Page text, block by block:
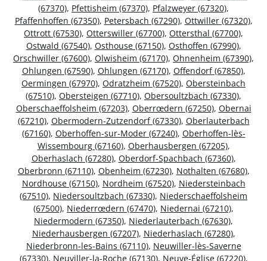
(67370), Pfettisheim (67370), Pfalzweyer (67320),
Pfaffenhoffen (67350), Petersbach (67290), Ottwiller (67320),
Ottrott (67530), Otterswiller (67700), Ottersthal (67700),
Ostwald (67540), Osthouse (67150), Osthoffen (67990),
Orschwiller (67600), Olwisheim (67170), Ohnenheim (67390),
Ohlungen (67590), Ohlungen (67170), Offendorf (67850),
Oermingen (67970), Odratzheim (67520), Obersteinbach
(67510), Obersteigen (67710), Obersoultzbach (67330),
Oberschaeffolsheim (67203), Oberrœdern (67250), Obernai
(67210), Obermodern-Zutzendorf (67330), Oberlauterbach
(67160), Oberhoffen-sur-Moder (67240), Oberhoffen-lès-
Wissembourg (67160), Oberhausbergen (67205),
Oberhaslach (67280), Oberdorf-Spachbach (67360),
Oberbronn (67110), Obenheim (67230), Nothalten (67680),
Nordhouse (67150), Nordheim (67520), Niedersteinbach
(67510), Niedersoultzbach (67330), Niederschaeffolsheim
(67500), Niederrœdern (67470), Niedernai (67210),
Niedermodern (67350), Niederlauterbach (67630),
Niederhausbergen (67207), Niederhaslach (67280),
Niederbronn-les-Bains (67110), Neuwiller-lès-Saverne
(67330), Neuviller-la-Roche (67130), Neuve-Église (67220),